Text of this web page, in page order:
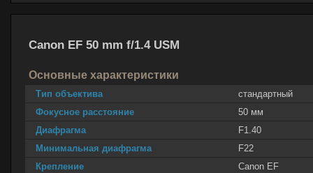
Canon EF 50 mm f/1.4 USM
Основные характеристики
Тип объектива
стандартный
Фокусное расстояние
50 мм
Диафрагма
F1.40
Минимальная диафрагма
F22
Крепление
Canon EF